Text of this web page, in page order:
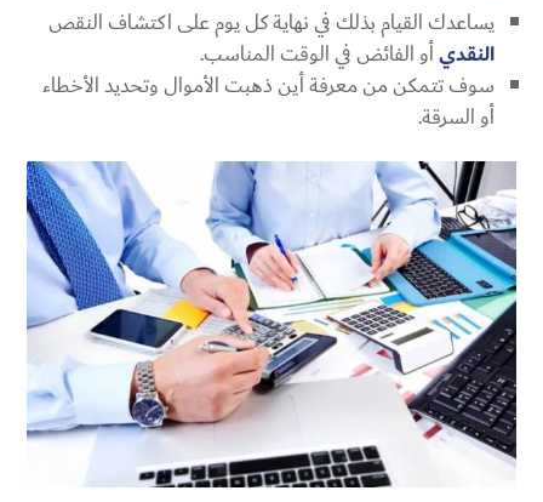
يساعدك القيام بذلك في نهاية كل يوم على اكتشاف النقص
النقديأو الفائض في الوقت المناسب.
سوف تتمكن من معرفة أين ذهبت الأموال وتحديد الأخطاء
أو السرقة.